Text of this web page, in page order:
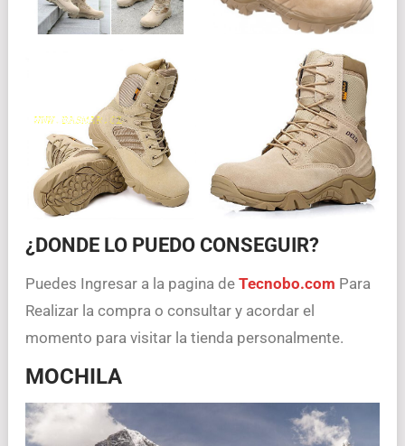
¿DONDE LO PUEDO CONSEGUIR?
Puedes Ingresar a la pagina de Tecnobo.com Para
Realizar la compra o consultar y acordar el
momento para visitar la tienda personalmente.
MOCHILA